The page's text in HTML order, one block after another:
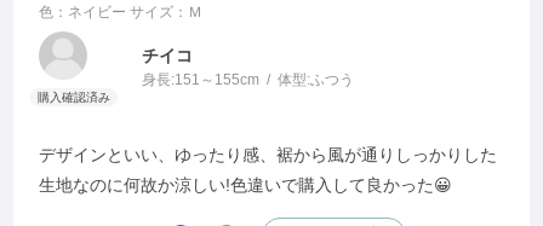
色：ネイビー サイズ：Ｍ
チイコ
身長:151～155cm 体型:ふつう
デザインといい、ゆったり感、裾から風が通りしっかりした
生地なのに何故か涼しい!色違いで購入して良かった😀